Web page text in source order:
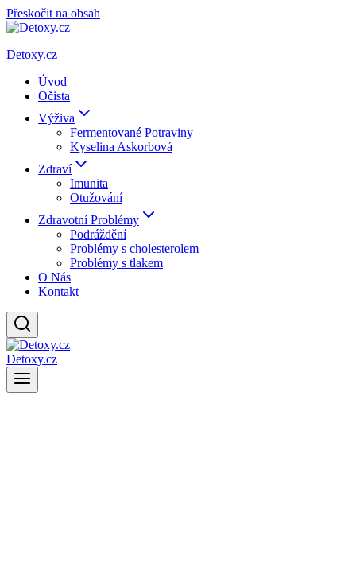
Přeskočit na obsah
Detoxy.cz
Úvod
Očista
Výživa
Fermentované Potraviny
Kyselina Askorbová
Zdraví
Imunita
Otužování
Zdravotní Problémy
Podráždění
Problémy s cholesterolem
Problémy s tlakem
O Nás
Kontakt
Detoxy.cz